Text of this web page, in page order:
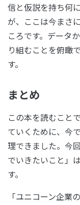
信と仮説を持ち何
が、ここは今まさに
ころです。データ
り組むことを俯瞰
す。
まとめ
この本を読むこと
ていくために、今
理できました。今
でいきたいこと」
す。
「ユニコーン企業